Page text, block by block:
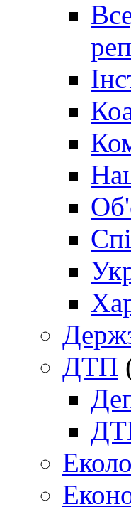
ДТП